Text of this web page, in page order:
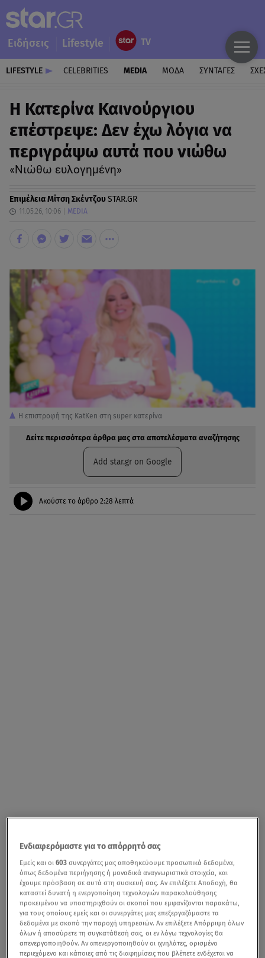
Ειδήσεις Lifestyle
LIFESTYLE CELEBRITIES MEDIA ΜΟΔΑ ΣΥΝΤΑΓΕΣ
Η Κατερίνα Καινούργιου
επέστρεψε: Δεν έχω λόγια να
περιγράψω αυτά που νιώθω
«Νιώθω ευλογημένη»
ΕπιμέλειαΜίτση ΣκέντζουSTAR.GR
11.05.26, 10:06 MEDIA
H επιστροφή της KatKen στη super κατερίνα
Δείτε περισσότερα άρθρα μας στα αποτελέσματα αναζήτησης
Add star.gr on Google
Ακούστε το άρθρο 2:28 λεπτά
Ενδιαφερόμαστε για το απόρρητό σας
Εμείς και οι603 συνεργάτες μας αποθηκεύουμε προσωπικά δεδομένα,
όπως δεδομένα περιήγησης ή μοναδικά αναγνωριστικά στοιχεία, και
έχουμε πρόσβαση σε αυτά στη συσκευή σας. Αν επιλέξετε Αποδοχή, θα
καταστεί δυνατή η ενεργοποίηση τεχνολογιών παρακολούθησης
προκειμένου να υποστηριχθούν οι σκοποί που εμφανίζονται παρακάτω,
για τους οποίους εμείς και οι συνεργάτες μας επεξεργαζόμαστε τα
δεδομένα με σκοπό την παροχή υπηρεσιών. Αν επιλέξετε Απόρριψη όλων
όλων ή αποσύρετε τη συγκατάθεσή σας, οι εν λόγω τεχνολογίες θα
απενεργοποιηθούν. Αν απενεργοποιηθούν οι ιχνηλάτες, ορισμένο
περιεχόμενο και κάποιες από τις διαφημίσεις που βλέπετε ενδέχεται να